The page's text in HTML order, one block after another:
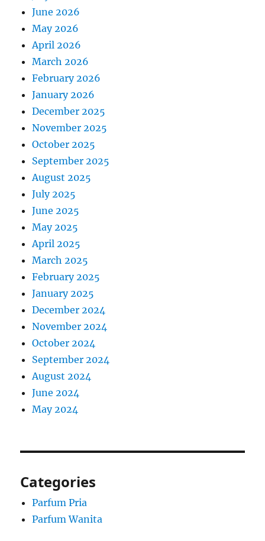
June 2026
May 2026
April 2026
March 2026
February 2026
January 2026
December 2025
November 2025
October 2025
September 2025
August 2025
July 2025
June 2025
May 2025
April 2025
March 2025
February 2025
January 2025
December 2024
November 2024
October 2024
September 2024
August 2024
June 2024
May 2024
Categories
Parfum Pria
Parfum Wanita